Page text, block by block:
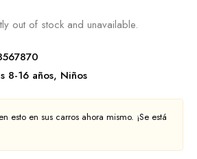
out of stock and unavailable.
8-16 años, Niños
esto en sus carros ahora mismo. ¡Se está